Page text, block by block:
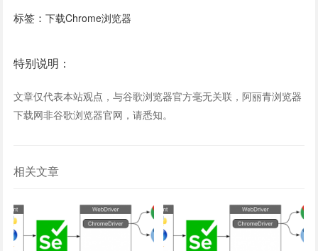
标签：下载Chrome浏览器
特别说明：
文章仅代表本站观点，与谷歌浏览器官方毫无关联，阿丽青浏览器
下载网非谷歌浏览器官网，请悉知。
相关文章